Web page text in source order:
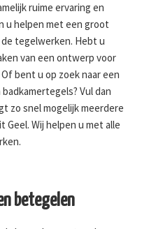
ruime ervaring en
u helpen met een groot
tegelwerken. Hebt u
van een ontwerp voor
bent u op zoek naar een
Vul dan
zo snel mogelijk meerdere
Wij helpen u met alle
betegelen